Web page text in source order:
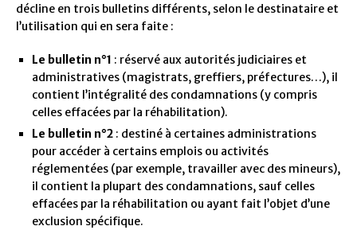
décline en trois bulletins différents, selon le destinataire et
l’utilisation qui en sera faite :
Le bulletin n°1 : réservé aux autorités judiciaires et
administratives (magistrats, greffiers, préfectures…), il
contient l’intégralité des condamnations (y compris
celles effacées par la réhabilitation).
Le bulletin n°2 : destiné à certaines administrations
pour accéder à certains emplois ou activités
réglementées (par exemple, travailler avec des mineurs),
il contient la plupart des condamnations, sauf celles
effacées par la réhabilitation ou ayant fait l’objet d’une
exclusion spécifique.